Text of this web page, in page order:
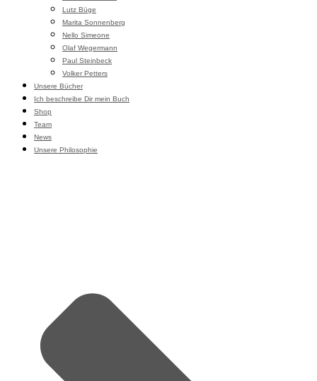
Lutz Büge
Marita Sonnenberg
Nello Simeone
Olaf Wegermann
Paul Steinbeck
Volker Petters
Unsere Bücher
Ich beschreibe Dir mein Buch
Shop
Team
News
Unsere Philosophie